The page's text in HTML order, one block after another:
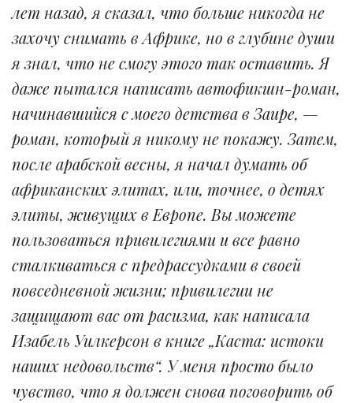
лет назад, я сказал, что больше никогда не
захочу снимать в Африке, но в глубине души
я знал, что не смогу этого так оставить. Я
даже пытался написать автофикшн-роман,
начинавшийся с моего детства в Заире, —
роман, который я никому не покажу. Затем,
после арабской весны, я начал думать об
африканских элитах, или, точнее, о детях
элиты, живущих в Европе. Вы можете
пользоваться привилегиями и все равно
сталкиваться с предрассудками в своей
повседневной жизни; привилегии не
защищают вас от расизма, как написала
Изабель Уилкерсон в книге „Каста: истоки
наших недовольств“. У меня просто было
чувство, что я должен снова поговорить об